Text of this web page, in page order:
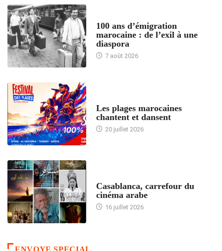
100 ans d’émigration
marocaine : de l’exil à une
diaspora
7 août 2026
Les plages marocaines
chantent et dansent
20 juillet 2026
Casablanca, carrefour du
cinéma arabe
16 juillet 2026
ENVOYE SPECIAL